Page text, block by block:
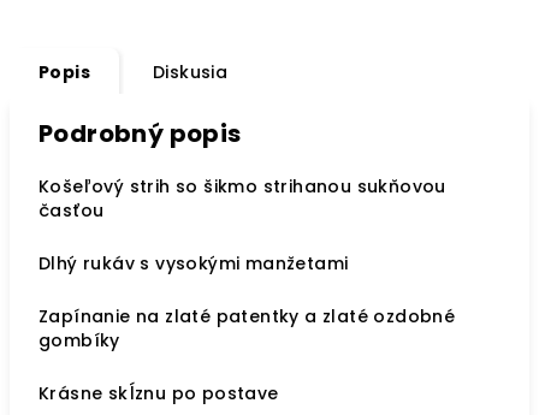
Popis Diskusia
Podrobný popis
Košeľový strih so šikmo strihanou sukňovou
časťou
Dlhý rukáv s vysokými manžetami
Zapínanie na zlaté patentky a zlaté ozdobné
gombíky
Krásne skĺznu po postave